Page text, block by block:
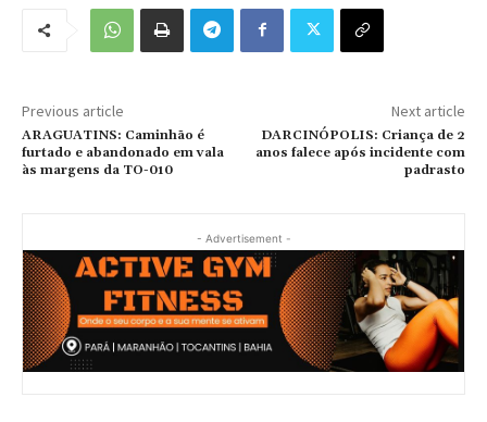
Previous article
ARAGUATINS: Caminhão é
furtado e abandonado em vala
às margens da TO-010
Next article
DARCINÓPOLIS: Criança de 2
anos falece após incidente com
padrasto
- Advertisement -